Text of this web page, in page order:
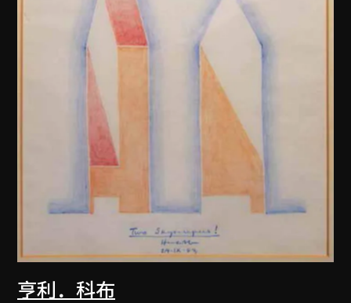
亨利．科布